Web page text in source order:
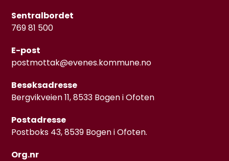
Sentralbordet
769 81 500
E-post
postmottak@evenes.kommune.no
Besøksadresse
Bergvikveien 11, 8533 Bogen i Ofoten
Postadresse
Postboks 43, 8539 Bogen i Ofoten.
Org.nr